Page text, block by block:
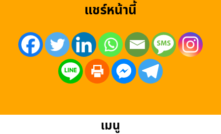
แชร์หน้านี้
เมนู